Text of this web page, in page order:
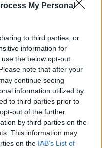
My Personal
to third parties, or
information for
the below opt-out
note that after your
continue seeing
information utilized by
to third parties prior to
out of the further
by third parties on the
This information may
on the IAB’s List of
διεθνή σειρά δεικτών
Επιδαύρου άνοιξε τις
ΤΗΝ ΚΑΤΗΓΟΡΊΑ